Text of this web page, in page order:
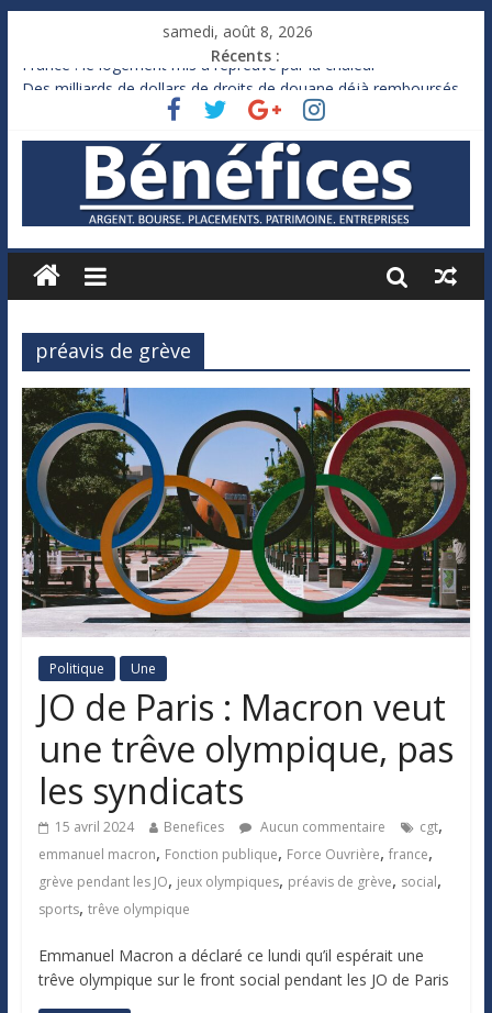
samedi, août 8, 2026
Récents :
France : le logement mis à l’épreuve par la chaleur
Des milliards de dollars de droits de douane déjà remboursés
Royaume-Uni : Andy Burnham recule sur l’impôt
Xavier Niel, le milliardaire qui ne touche presque rien
Ruée des fortunes russes vers l’étranger
préavis de grève
Politique Une
JO de Paris : Macron veut
une trêve olympique, pas
les syndicats
15 avril 2024 Benefices Aucun commentaire cgt,
emmanuel macron, Fonction publique, Force Ouvrière, france,
grève pendant les JO, jeux olympiques, préavis de grève, social,
sports, trêve olympique
Emmanuel Macron a déclaré ce lundi qu’il espérait une
trêve olympique sur le front social pendant les JO de Paris